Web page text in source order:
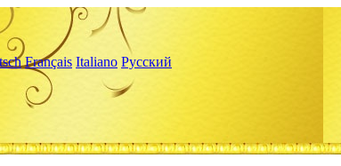
Français Italiano Русский